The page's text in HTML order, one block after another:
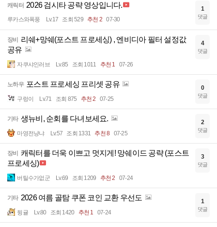
캐릭터 2026 검시타 공략 영상입니다.
루카스와폭풍 Lv.17 조회 529 추천 2 07-30
1
댓글
장비 리쉐+망쉐(포스트 프로세싱) , 엔비디아 필터 설정값
공유
자쿠샤인러브 Lv.85 조회 1011 추천 1 07-26
4
댓글
노하우 포스트 프로세싱 프리셋 공유
구렁이 Lv.71 조회 875 추천 2 07-25
0
댓글
기타 생뉴비, 순회를 다녀보세요.
마영전냥냐 Lv.57 조회 1331 추천 8 07-25
2
댓글
장비 캐릭터를 더욱 이쁘고 멋지게! 망쉐이드 공략 (포스트
프로세싱)
버틸수가없군 Lv.69 조회 1209 추천 2 07-24
3
댓글
기타 2026 여름 골탐 쿠폰 코인 교환 우선도
뒹귤 Lv.80 조회 1420 추천 1 07-24
1
댓글